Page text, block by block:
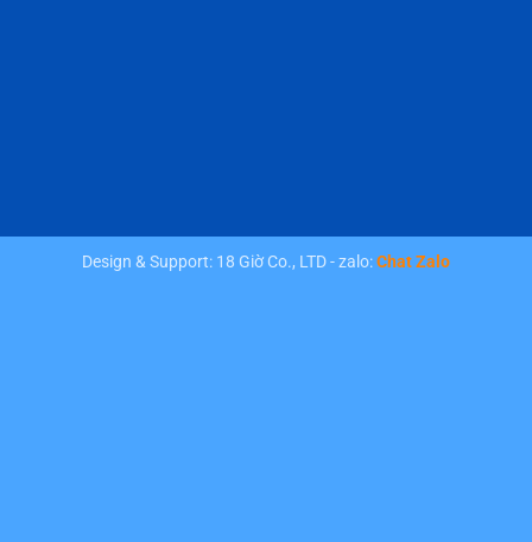
Design & Support: 18 Giờ Co., LTD - zalo:Chat Zalo